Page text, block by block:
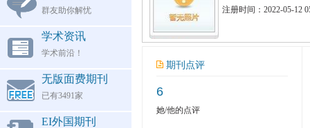
群友助你解忧
学术资讯
学术前沿！
无版面费期刊
已有3491家
EI外国期刊
注册时间：2022-05-12
期刊点评
6
她/他的点评